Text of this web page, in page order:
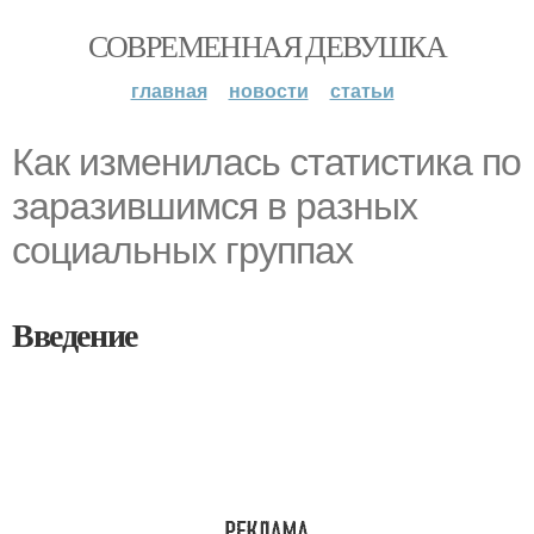
СОВРЕМЕННАЯ ДЕВУШКА
главная новости статьи
Как изменилась статистика по
заразившимся в разных
социальных группах
Введение